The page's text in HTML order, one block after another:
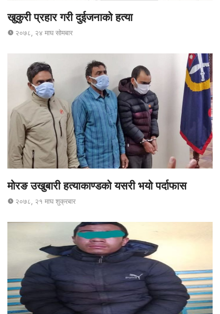
खुकुरी प्रहार गरी दुईजनाको हत्या
२०७८, २४ माघ सोमबार
मोरङ उखुबारी हत्याकाण्डको यसरी भयो पर्दाफास
२०७८, २१ माघ शुक्रबार